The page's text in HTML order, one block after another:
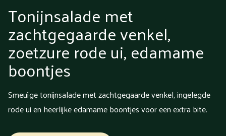
Tonijnsalade met
zachtgegaarde venkel,
zoetzure rode ui, edamame
boontjes
Smeuïge tonijnsalade met zachtgegaarde venkel, ingelegde
rode ui en heerlijke edamame boontjes voor een extra bite.